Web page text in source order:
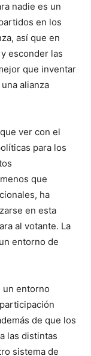
nadie es un
en los
así que en
esconder las
que inventar
alianza
ver con el
para los
que
ha
en esta
al votante. La
entorno de
un entorno
de que los
las distintas
sistema de